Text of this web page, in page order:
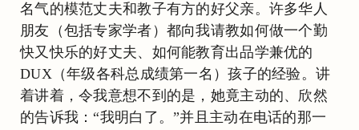
名气的模范丈夫和教子有方的好父亲。许多华人
朋友（包括专家学者）都向我请教如何做一个勤
快又快乐的好丈夫、如何能教育出品学兼优的
DUX（年级各科总成绩第一名）孩子的经验。讲
着讲着，令我意想不到的是，她竟主动的、欣然
的告诉我：“我明白了。”并且主动在电话的那一